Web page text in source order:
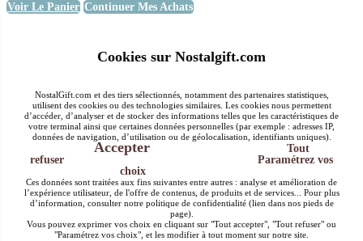
Voir Le Panier Continuer Mes Achats
Cookies sur Nostalgift.com
NostalGift.com et des tiers sélectionnés, notamment des partenaires statistiques,
utilisent des cookies ou des technologies similaires. Les cookies nous permettent
d’accéder, d’analyser et de stocker des informations telles que les caractéristiques de
votre terminal ainsi que certaines données personnelles (par exemple : adresses IP,
données de navigation, d’utilisation ou de géolocalisation, identifiants uniques).
Accepter
Tout
refuser
Paramétrez vos
choix
Ces données sont traitées aux fins suivantes entre autres : analyse et amélioration de
l’expérience utilisateur, de l'offre de contenus, de produits et de services... Pour plus
d’information, consulter notre politique de confidentialité (lien dans nos pieds de
page).
Vous pouvez exprimer vos choix en cliquant sur "Tout accepter", "Tout refuser" ou
"Paramétrez vos choix", et les modifier à tout moment sur notre site.